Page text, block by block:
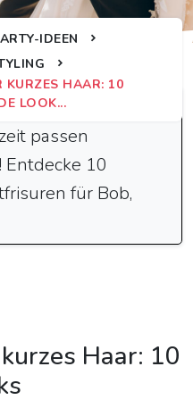
IDEEN
KURZES HAAR: 10
LOOK...
passen
10
für Bob,
Haar: 10